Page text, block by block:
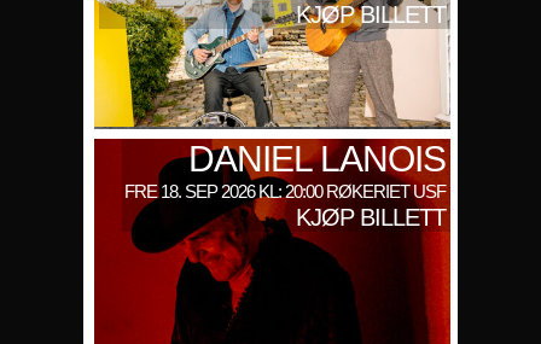
KJØP BILLETT
DANIEL LANOIS
FRE 18. SEP 2026 KL: 20:00 RØKERIET USF
KJØP BILLETT